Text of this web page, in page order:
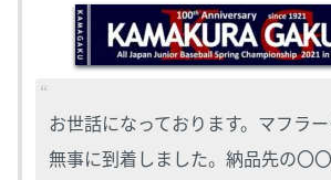
お世話になっております。マフラ
無事に到着しました。納品先の〇